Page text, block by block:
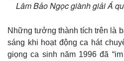
Lâm Bảo Ngọc giành giải Á
Những tưởng thành tích trên là
sáng khi hoạt động ca hát
giọng ca sinh năm 1996 đã